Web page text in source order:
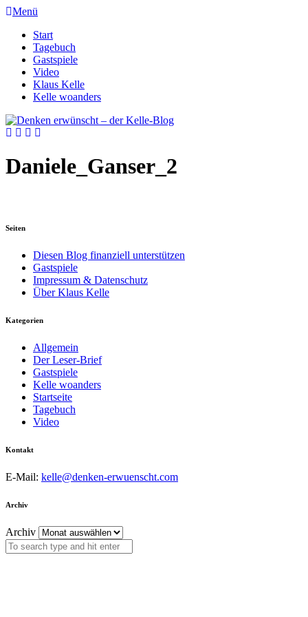
Menü
Start
Tagebuch
Gastspiele
Video
Klaus Kelle
Kelle woanders
Daniele_Ganser_2
Seiten
Diesen Blog finanziell unterstützen
Gastspiele
Impressum & Datenschutz
Über Klaus Kelle
Kategorien
Allgemein
Der Leser-Brief
Gastspiele
Kelle woanders
Startseite
Tagebuch
Video
Kontakt
E-Mail: kelle@denken-erwuenscht.com
Archiv
Archiv